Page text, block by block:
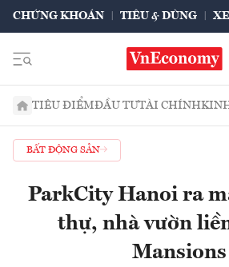
CHỨNG KHOÁN TIÊU & DÙNG XE
TIÊU ĐIỂMĐẦU TƯTÀI CHÍNH
BẤT ĐỘNG SẢN
ParkCity Hanoi ra
thự, nhà vườn
Mansions